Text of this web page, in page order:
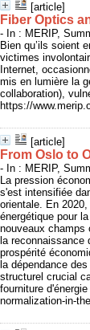
[article]
Fiber Optics
- In : MERIP,
Bien qu’ils soient
victimes
Internet,
mis en lumière la
collaboration),
https://
[article]
From Oslo to
- In : MERIP,
La pression
s'est intensifiée
orientale. En
énergétique pour
nouveaux champs
la
prospérité
la dépendance
structurel crucial
fourniture
normalization-in-